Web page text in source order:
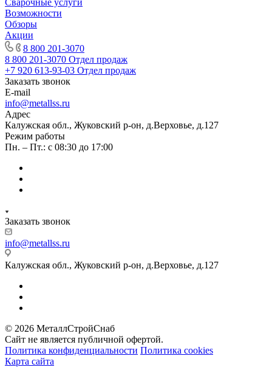
Сварочные услуги
Возможности
Обзоры
Акции
8 800 201-3070
8 800 201-3070 Отдел продаж
+7 920 613-93-03 Отдел продаж
Заказать звонок
E-mail
info@metallss.ru
Адрес
Калужская обл., Жуковский р-он, д.Верховье, д.127
Режим работы
Пн. – Пт.: с 08:30 до 17:00
Заказать звонок
info@metallss.ru
Калужская обл., Жуковский р-он, д.Верховье, д.127
© 2026 МеталлСтройСнаб
Сайт не является публичной офертой.
Политика конфиденциальности Политика cookies
Карта сайта